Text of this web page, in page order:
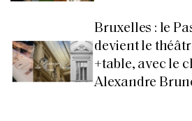
Bruxelles : le
devient le
+table, avec le
Alexandre